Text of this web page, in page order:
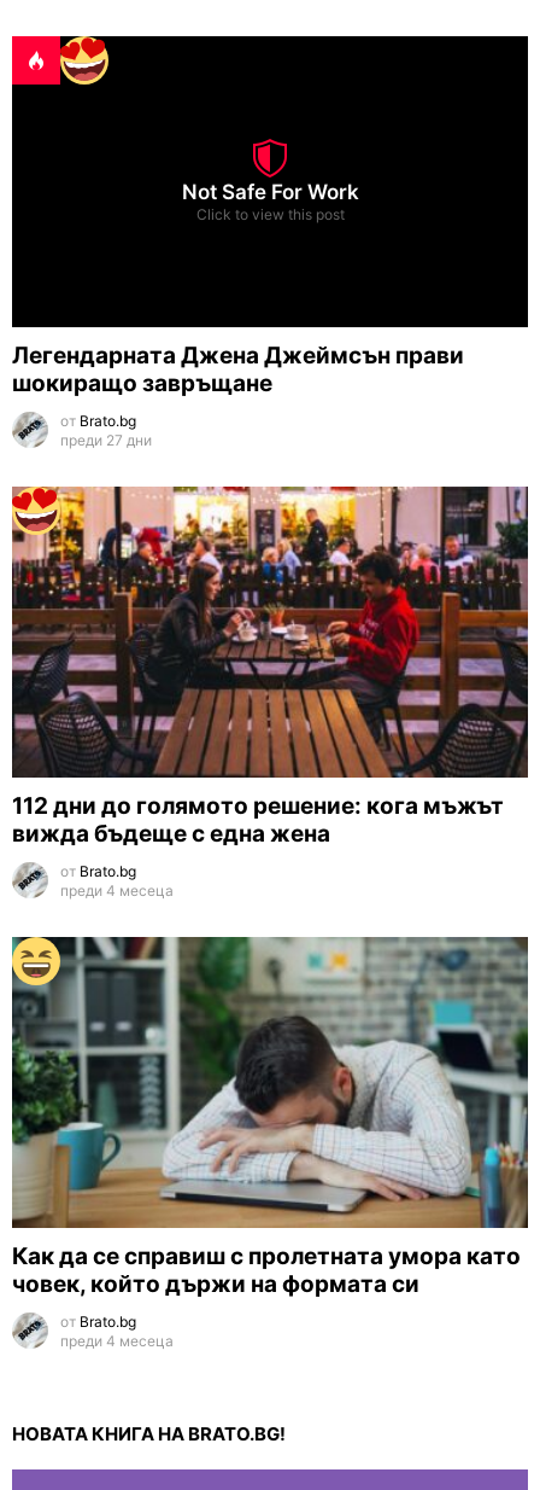
Not Safe For Work
Click to view this post
Легендарната Джена Джеймсън прави
шокиращо завръщане
от Brato.bg
преди 27 дни
112 дни до голямото решение: кога мъжът
вижда бъдеще с една жена
от Brato.bg
преди 4 месеца
Как да се справиш с пролетната умора като
човек, който държи на формата си
от Brato.bg
преди 4 месеца
НОВАТА КНИГА НА BRATO.BG!